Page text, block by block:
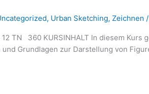
, Urban Sketching, Zeichnen /
TN 360 KURSINHALT In diesem
Grundlagen zur Darstellung von